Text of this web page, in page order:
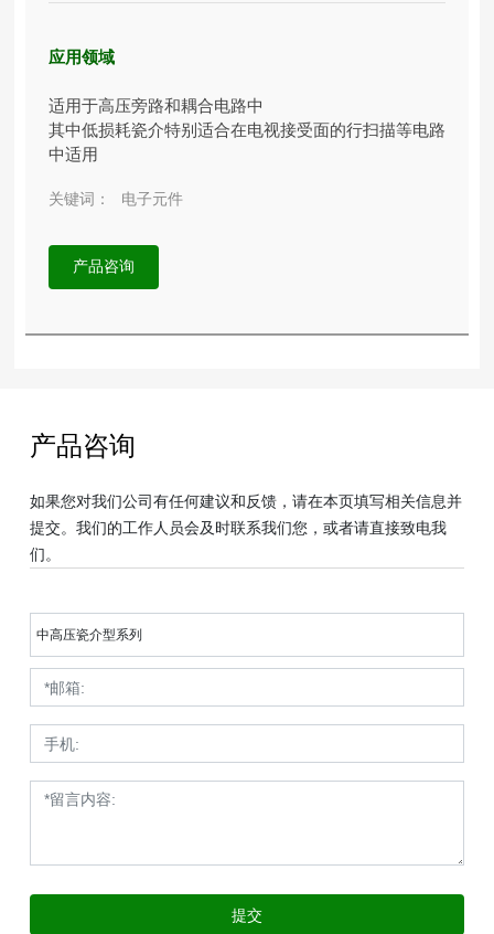
应用领域
适用于高压旁路和耦合电路中
其中低损耗瓷介特别适合在电视接受面的行扫描等电路
中适用
关键词： 电子元件
产品咨询
产品咨询
如果您对我们公司有任何建议和反馈，请在本页填写相关信息并
提交。我们的工作人员会及时联系我们您，或者请直接致电我
们。
中高压瓷介型系列
提交